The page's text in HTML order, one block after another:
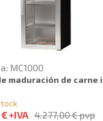
MC1000
€+IVA 4.277,00 €pvp